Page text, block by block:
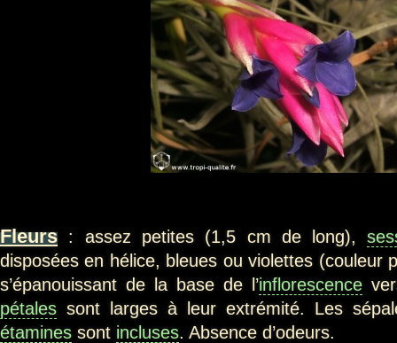
Fleurs : assez petites (1,5 cm de long),
disposées en hélice, bleues ou violettes (couleur
s’épanouissant de la base de l’inflorescence
pétales sont larges à leur extrémité. Les
étamines sont incluses. Absence d’odeurs.